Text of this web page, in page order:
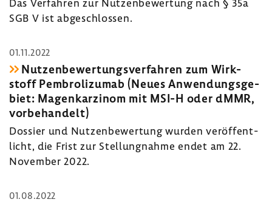
Das Verfahren zur Nutzen­be­wer­tung nach § 35a
SGB V ist abge­schlossen.
01.11.2022
Nutzen­be­wer­tungs­ver­fahren zum Wirk­
stoff Pembro­li­zumab (Neues Anwen­dungs­ge­
biet: Magen­kar­zinom mit MSI-H oder dMMR,
vorbe­han­delt)
Dossier und Nutzen­be­wer­tung wurden veröf­fent­
licht, die Frist zur Stel­lung­nahme endet am 22.
November 2022.
01.08.2022